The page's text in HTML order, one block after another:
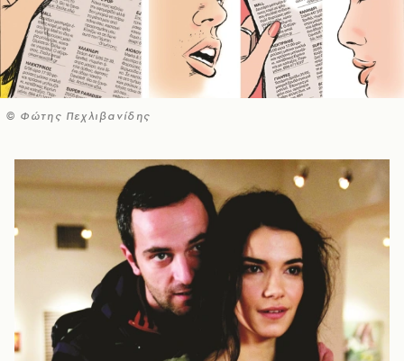
© Φώτης Πεχλιβανίδης